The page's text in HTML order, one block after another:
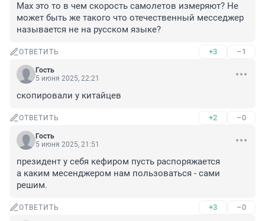
Мах это то в чем скорость самолетов измеряют? Не
может быть же такого что отечественный месседжер
называется не на русском языке?
ОТВЕТИТЬ +3 –1
Гость
5 июня 2025, 22:21
скопировали у китайцев
ОТВЕТИТЬ +2 –0
Гость
5 июня 2025, 21:51
президент у себя кефиром пусть распоряжается
а каким месенджером нам пользоваться - сами
решим.
ОТВЕТИТЬ +3 –0